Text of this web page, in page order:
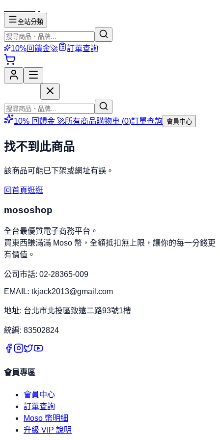
全站分類
10%回饋金🚀 訂單查詢
10% 回饋金 🚀所有商品購物車 (0)訂單查詢 會員中心
找不到此商品
該商品可能已下架或網址有誤。
回首頁逛逛
mososhop
全台最優質電子商務平台。
買東西賺滿滿 Moso 幣，全額抵扣無上限，讓你的每一分錢更
有價值。
公司市話: 02-28365-009
EMAIL: tkjack2013@gmail.com
地址: 台北市北投區致遠二路93號1樓
統編: 83502824
會員專區
會員中心
訂單查詢
Moso 幣明細
升級 VIP 說明